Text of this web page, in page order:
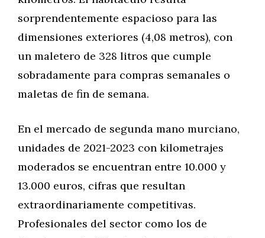
sorprendentemente espacioso para las
dimensiones exteriores (4,08 metros), con
un maletero de 328 litros que cumple
sobradamente para compras semanales o
maletas de fin de semana.
En el mercado de segunda mano murciano,
unidades de 2021-2023 con kilometrajes
moderados se encuentran entre 10.000 y
13.000 euros, cifras que resultan
extraordinariamente competitivas.
Profesionales del sector como los de